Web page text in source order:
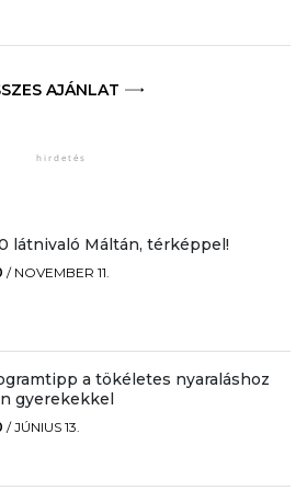
AJÁNLAT
látnivaló Máltán, térképpel!
/ NOVEMBER 11.
a tökéletes nyaraláshoz
gyerekekkel
/JÚNIUS 13.